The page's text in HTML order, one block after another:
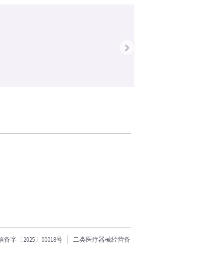
›
字〔2025〕00018号
二类医疗器械经营备